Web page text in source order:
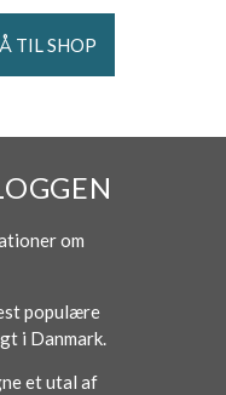
TIL SHOP
om
populære
i Danmark.
et utal af